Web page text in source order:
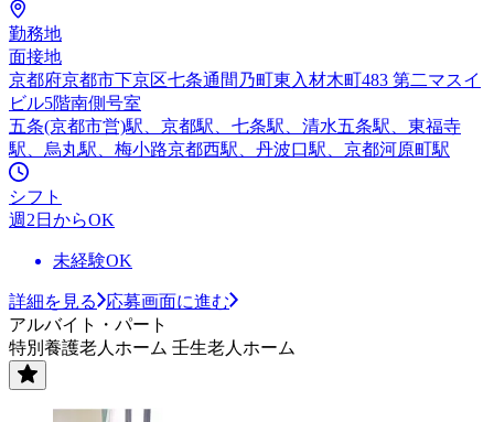
勤務地
面接地
京都府京都市下京区七条通間乃町東入材木町483 第二マスイ
ビル5階南側号室
五条(京都市営)駅、京都駅、七条駅、清水五条駅、東福寺
駅、烏丸駅、梅小路京都西駅、丹波口駅、京都河原町駅
シフト
週2日からOK
未経験OK
詳細を見る
応募画面に進む
アルバイト・パート
特別養護老人ホーム 壬生老人ホーム